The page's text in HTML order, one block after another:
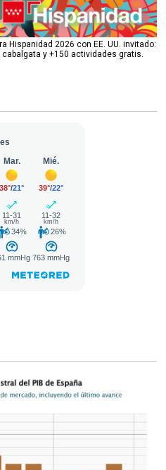
Hispanidad 2026 con EE. UU. invitado:
y +150 actividades gratis.